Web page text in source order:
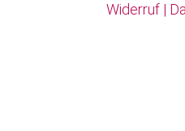
Widerruf |